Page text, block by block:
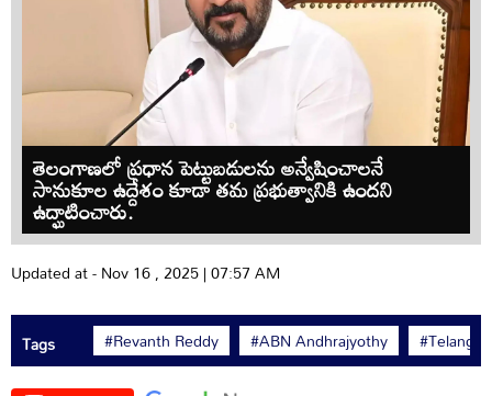
తెలంగాణలో ప్రధాన పెట్టుబడులను అన్వేషించాలనే
సానుకూల ఉద్దేశం కూడా తమ ప్రభుత్వానికి ఉందని
ఉద్ఘాటించారు.
Updated at - Nov 16 , 2025 | 07:57 AM
Tags #Revanth Reddy #ABN Andhrajyothy